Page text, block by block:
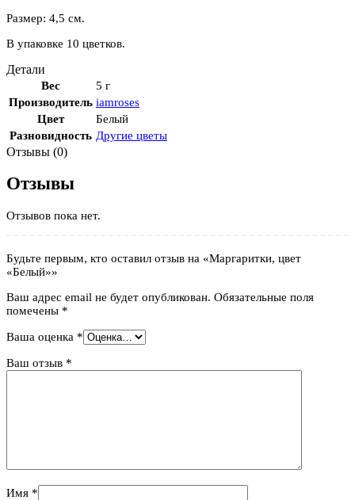
Размер: 4,5 см.
В упаковке 10 цветков.
Детали
Вес
5 г
Производитель iamroses
Цвет
Белый
Разновидность Другие цветы
Отзывы (0)
Отзывы
Отзывов пока нет.
Будьте первым, кто оставил отзыв на «Маргаритки, цвет
«Белый»»
Ваш адрес email не будет опубликован. Обязательные поля
помечены *
Ваша оценка *
Ваш отзыв *
Имя *